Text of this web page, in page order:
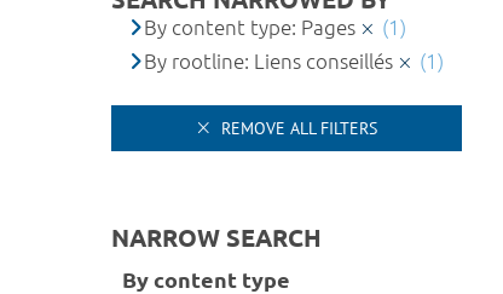
By content type: Pages
(1)
By rootline: Liens conseillés
(1)
REMOVE ALL FILTERS
NARROW SEARCH
By content type